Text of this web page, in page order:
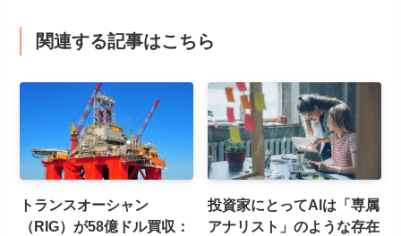
関連する記事はこちら
トランスオーシャン
（RIG）が58億ドル買収：
投資家にとってAIは「専属
アナリスト」のような存在